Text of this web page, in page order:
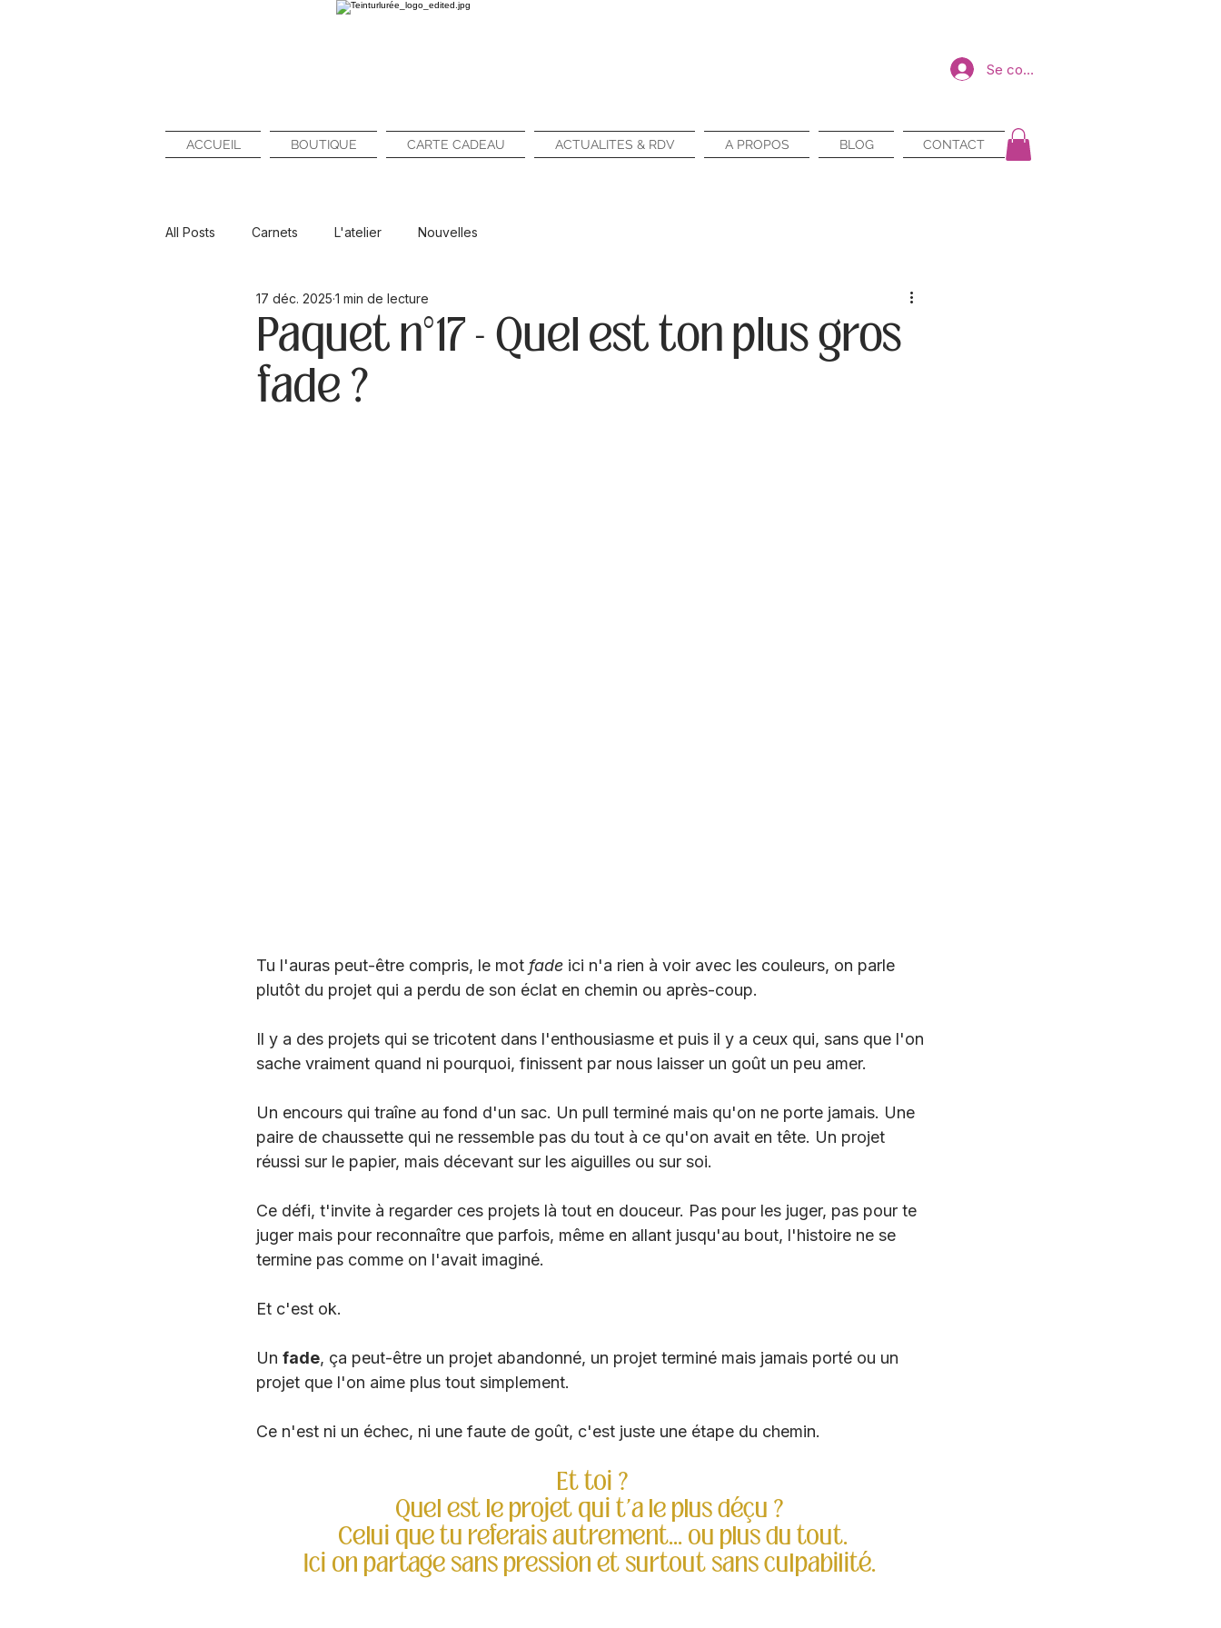
Se connecter
ACCUEIL BOUTIQUE CARTE CADEAU ACTUALITES & RDV A PROPOS BLOG CONTACT
All Posts Carnets L'atelier Nouvelles
Paquet n°17 - Quel est ton plus gros
fade ?
17 déc. 2025 1 min de lecture
Tu l'auras peut-être compris, le mot fade ici n'a rien à voir avec les couleurs, on parle
plutôt du projet qui a perdu de son éclat en chemin ou après-coup.
Il y a des projets qui se tricotent dans l'enthousiasme et puis il y a ceux qui, sans que l'on
sache vraiment quand ni pourquoi, finissent par nous laisser un goût un peu amer.
Un encours qui traîne au fond d'un sac. Un pull terminé mais qu'on ne porte jamais. Une
paire de chaussette qui ne ressemble pas du tout à ce qu'on avait en tête. Un projet
réussi sur le papier, mais décevant sur les aiguilles ou sur soi.
Ce défi, t'invite à regarder ces projets là tout en douceur. Pas pour les juger, pas pour te
juger mais pour reconnaître que parfois, même en allant jusqu'au bout, l'histoire ne se
termine pas comme on l'avait imaginé.
Et c'est ok.
Un fade, ça peut-être un projet abandonné, un projet terminé mais jamais porté ou un
projet que l'on aime plus tout simplement.
Ce n'est ni un échec, ni une faute de goût, c'est juste une étape du chemin.
Et toi ?
Quel est le projet qui t'a le plus déçu ?
Celui que tu referais autrement... ou plus du tout.
Ici on partage sans pression et surtout sans culpabilité.